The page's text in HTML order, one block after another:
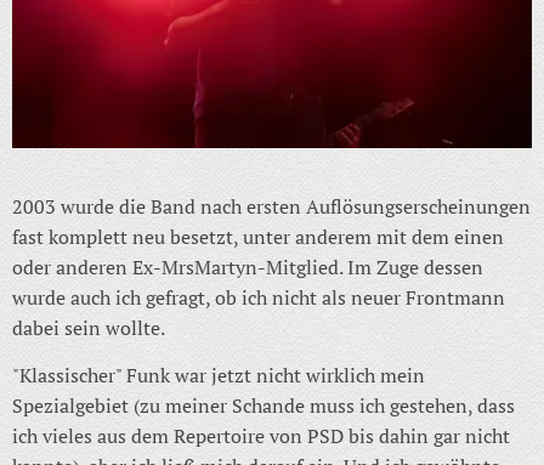
2003 wurde die Band nach ersten Auflösungserscheinungen
fast komplett neu besetzt, unter anderem mit dem einen
oder anderen Ex-MrsMartyn-Mitglied. Im Zuge dessen
wurde auch ich gefragt, ob ich nicht als neuer Frontmann
dabei sein wollte.
"Klassischer" Funk war jetzt nicht wirklich mein
Spezialgebiet (zu meiner Schande muss ich gestehen, dass
ich vieles aus dem Repertoire von PSD bis dahin gar nicht